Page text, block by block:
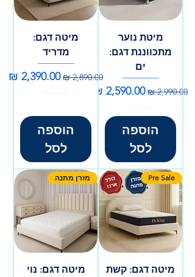
מיטת נוער
מתכווננת דגם:
ים
מחיר רגילמחיר מבצע
הוספה
לסל
מיטה דגם:
מדריד
מחיר רגילמחיר מבצע
הוספה
לסל
Pre Sale
מיטה דגם: קשת
מזרן מתנה
מיטה דגם: נוי